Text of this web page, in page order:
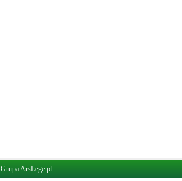
Grupa ArsLege.pl